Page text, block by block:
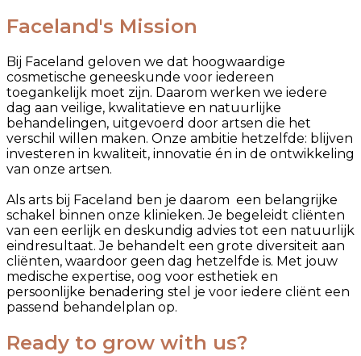
Faceland's Mission
Bij Faceland geloven we dat hoogwaardige
cosmetische geneeskunde voor iedereen
toegankelijk moet zijn. Daarom werken we iedere
dag aan veilige, kwalitatieve en natuurlijke
behandelingen, uitgevoerd door artsen die het
verschil willen maken. Onze ambitie hetzelfde: blijven
investeren in kwaliteit, innovatie én in de ontwikkeling
van onze artsen.
Als arts bij Faceland ben je daarom een belangrijke
schakel binnen onze klinieken. Je begeleidt cliënten
van een eerlijk en deskundig advies tot een natuurlijk
eindresultaat. Je behandelt een grote diversiteit aan
cliënten, waardoor geen dag hetzelfde is. Met jouw
medische expertise, oog voor esthetiek en
persoonlijke benadering stel je voor iedere cliënt een
passend behandelplan op.
Ready to grow with us?